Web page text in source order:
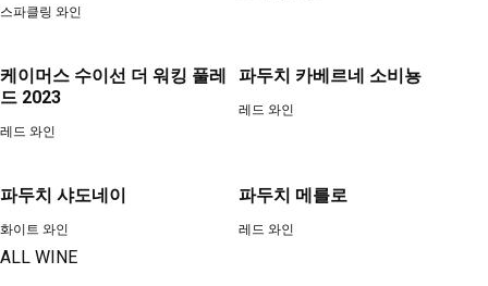
스파클링 와인
케이머스 수이선 더 워킹 풀레
드 2023
레드 와인
파두치 카베르네 소비뇽
레드 와인
파두치 샤도네이
화이트 와인
파두치 메를로
레드 와인
ALL WINE